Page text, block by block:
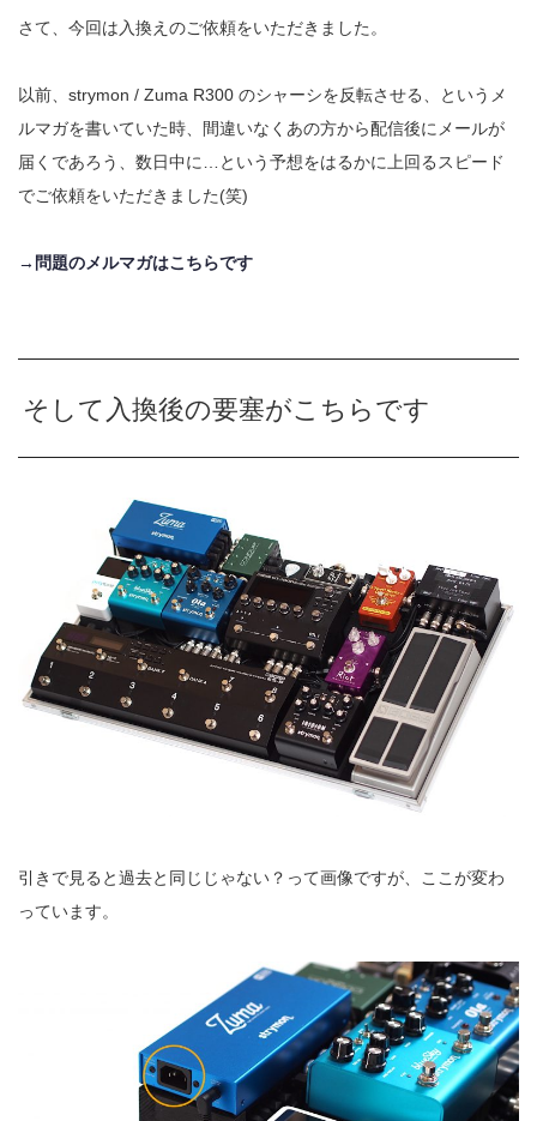
さて、今回は入換えのご依頼をいただきました。
以前、strymon / Zuma R300 のシャーシを反転させる、というメ
ルマガを書いていた時、間違いなくあの方から配信後にメールが
届くであろう、数日中に…という予想をはるかに上回るスピード
でご依頼をいただきました(笑)
→問題のメルマガはこちらです
そして入換後の要塞がこちらです
引きで見ると過去と同じじゃない？って画像ですが、ここが変わ
っています。